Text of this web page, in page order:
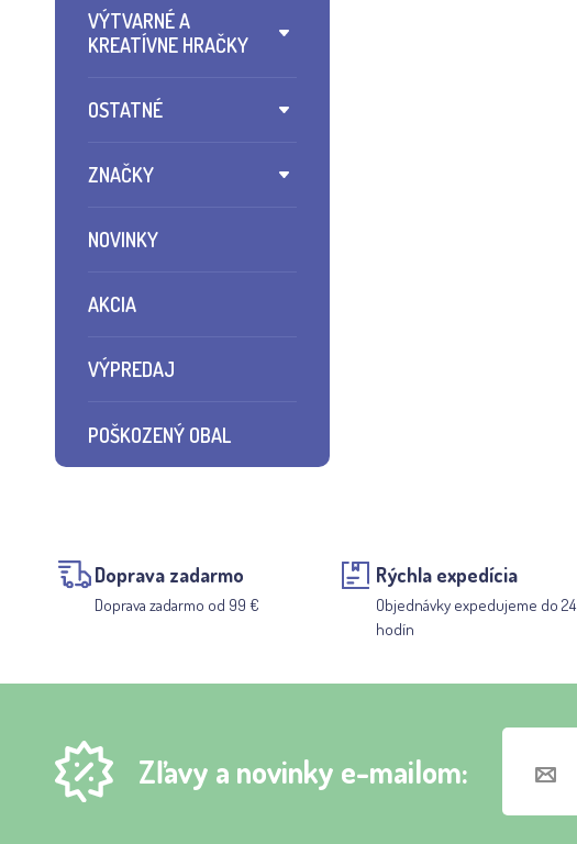
VÝTVARNÉ A
KREATÍVNE HRAČKY
OSTATNÉ
ZNAČKY
NOVINKY
AKCIA
VÝPREDAJ
POŠKOZENÝ OBAL
Doprava zadarmo
Doprava zadarmo od 99 €
Rýchla expedícia
Objednávky expedujeme do 24
hodín
Zľavy a novinky e-mailom: